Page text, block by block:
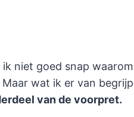
niet goed snap waarom
wat ik er van begrijp
van de voorpret.